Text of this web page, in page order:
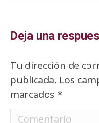
Deja una
Tu dirección de
publicada. Los
marcados *
Comentario